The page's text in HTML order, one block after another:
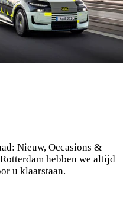
Nieuw, Occasions &
hebben we altijd
u klaarstaan.